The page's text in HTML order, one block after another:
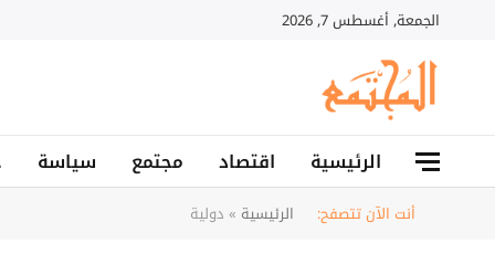
الجمعة, أغسطس 7, 2026
الرئيسية اقتصاد مجتمع سياسة
أنت الآن تتصفح: الرئيسية » دولية